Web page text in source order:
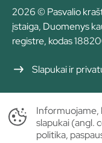
2026 © Pasvalio
įstaiga, Duomenys
registre, kodas
Slapukai ir
Informuojame,
slapukai (angl.
politika,